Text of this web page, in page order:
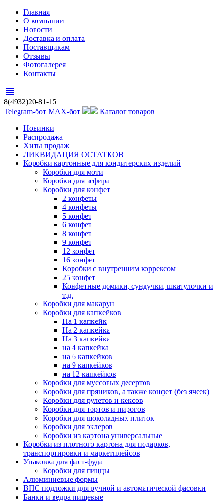
Главная
О компании
Новости
Доставка и оплата
Поставщикам
Отзывы
Фотогалерея
Контакты
view_headline
8(4932)20-81-15
Telegram-бот MAX-бот
Каталог товаров
Новинки
Распродажа
Хиты продаж
ЛИКВИДАЦИЯ ОСТАТКОВ
Коробки картонные для кондитерских изделий
Коробки для моти
Коробки для зефира
Коробки для конфет
2 конфеты
4 конфеты
5 конфет
6 конфет
8 конфет
9 конфет
12 конфет
16 конфет
Коробки с внутренним коррексом
25 конфет
Конфетные домики, сундучки, шкатулочки и
т.д.
Коробки для макарун
Коробки для капкейков
На 1 капкейк
На 2 капкейка
На 3 капкейка
на 4 капкейка
на 6 капкейков
на 9 капкейков
на 12 капкейков
Коробки для муссовых десертов
Коробки для пряников, а также конфет (без ячеек)
Коробки для рулетов и кексов
Коробки для тортов и пирогов
Коробки для шоколадных плиток
Коробки для эклеров
Коробки из картона универсальные
Коробки из плотного картона для подарков,
транспортировки и маркетплейсов
Упаковка для фаст-фуда
Коробки для пиццы
Алюминиевые формы
ВПС подложки для ручной и автоматической фасовки
Банки и ведра пищевые